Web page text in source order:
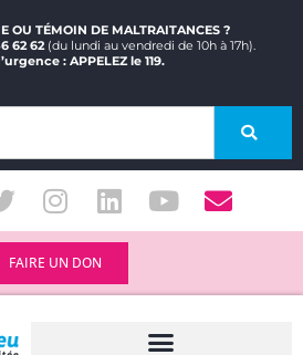
OU TÉMOIN DE MALTRAITANCES ?
62 62(du lundi au vendredi de 10h à 17h).
: APPELEZ le 119.
FAIRE UN DON